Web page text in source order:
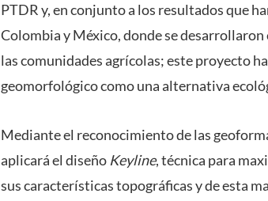
PTDR y, en conjunto a los resultados que
Colombia y México, donde se
las comunidades agrícolas; este proyecto
geomorfológico como una alternativa
Mediante el reconocimiento de las
aplicará el diseño Keyline, técnica para
sus características topográficas y de esta